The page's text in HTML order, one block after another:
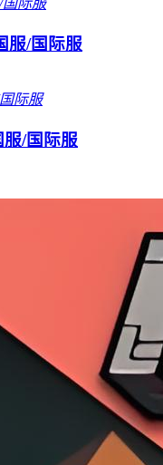
服/国际服
/国际服